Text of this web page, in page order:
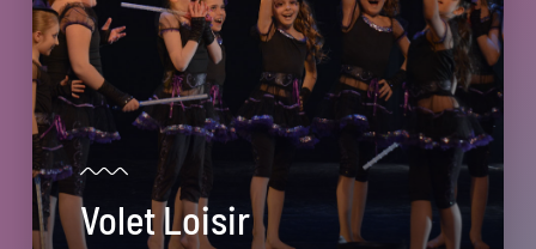
Volet Loisir